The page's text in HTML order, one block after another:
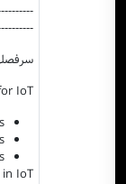
IoT
IoT